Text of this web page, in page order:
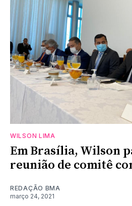
WILSON LIMA
Em Brasília, Wilson
reunião de comitê
REDAÇÃO BMA
março 24, 2021